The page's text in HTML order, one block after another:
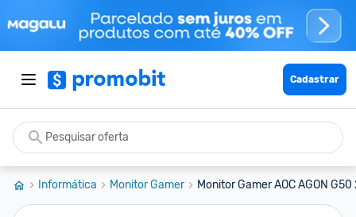
Cadastrar
Informática Monitor Gamer Monitor Gamer AOC AGON